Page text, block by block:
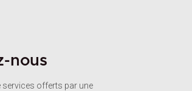
nous
services offerts par une